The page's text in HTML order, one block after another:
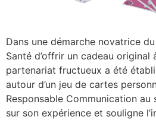
Dans une démarche novatrice
Santé d’offrir un cadeau original
partenariat fructueux a été
autour d’un jeu de cartes
Responsable Communication
sur son expérience et souligne